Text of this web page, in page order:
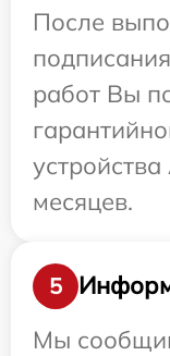
После
работ Вы
месяцев.
5
Мы